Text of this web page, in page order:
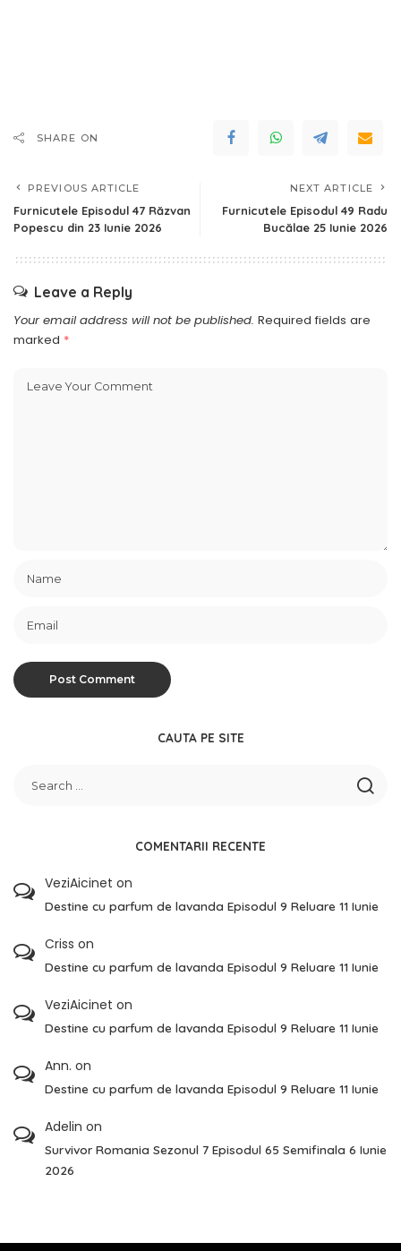
SHARE ON
PREVIOUS ARTICLE
Furnicutele Episodul 47 Răzvan
Popescu din 23 Iunie 2026
NEXT ARTICLE
Furnicutele Episodul 49 Radu
Bucălae 25 Iunie 2026
Leave a Reply
Your email address will not be published. Required fields are
marked *
CAUTA PE SITE
COMENTARII RECENTE
VeziAicinet on
Destine cu parfum de lavanda Episodul 9 Reluare 11 Iunie
Criss on
Destine cu parfum de lavanda Episodul 9 Reluare 11 Iunie
VeziAicinet on
Destine cu parfum de lavanda Episodul 9 Reluare 11 Iunie
Ann. on
Destine cu parfum de lavanda Episodul 9 Reluare 11 Iunie
Adelin on
Survivor Romania Sezonul 7 Episodul 65 Semifinala 6 Iunie
2026